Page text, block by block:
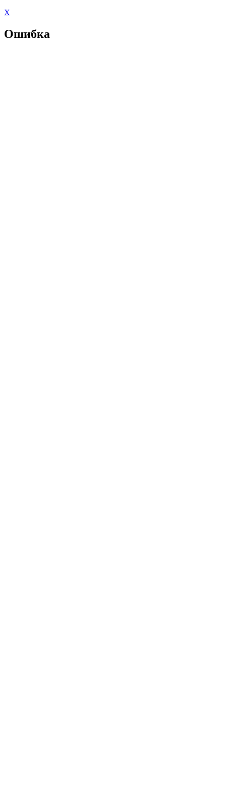
X
Ошибка